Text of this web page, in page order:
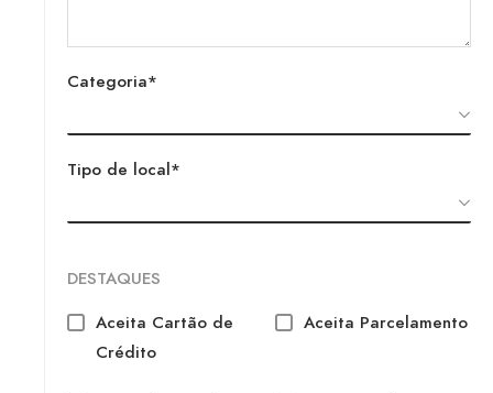
Categoria*
Tipo de local*
DESTAQUES
Aceita Cartão de
Crédito
Aceita Parcelamento